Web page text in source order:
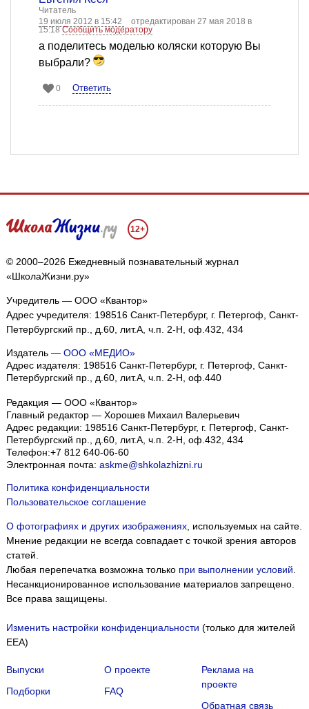
Читатель
19 июля 2012 в 15:42
отредактирован 27 мая 2018 в
15:18Сообщить модератору
а поделитесь моделью коляски которую Вы
выбрали?
0 Ответить
12+
© 2000–2026 Ежедневный познавательный журнал
«ШколаЖизни.ру»
Учредитель — ООО «Квантор»
Адрес учредителя: 198516 Санкт-Петербург, г. Петергоф, Санкт-
Петербургский пр., д.60, лит.А, ч.п. 2-Н, оф.432, 434
Издатель — ООО «МЕДИО»
Адрес издателя: 198516 Санкт-Петербург, г. Петергоф, Санкт-
Петербургский пр., д.60, лит.А, ч.п. 2-Н, оф.440
Редакция — ООО «Квантор»
Главный редактор — Хорошев Михаил Валерьевич
Адрес редакции: 198516 Санкт-Петербург, г. Петергоф, Санкт-
Петербургский пр., д.60, лит.А, ч.п. 2-Н, оф.432, 434
Телефон:+7 812 640-06-60
Электронная почта: askme@shkolazhizni.ru
Политика конфиденциальности
Пользовательское соглашение
О фотографиях и других изображениях, используемых на сайте.
Мнение редакции не всегда совпадает с точкой зрения авторов
статей.
Любая перепечатка возможна только при выполнении условий.
Несанкционированное использование материалов запрещено.
Все права защищены.
Изменить настройки конфиденциальности (только для жителей
EEA)
Выпуски
Подборки
О проекте
FAQ
Реклама на
проекте
Обратная связь